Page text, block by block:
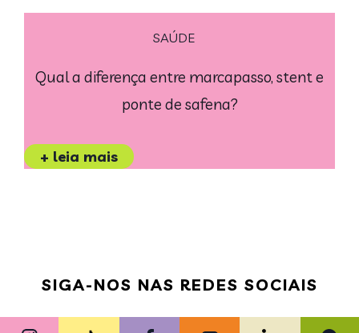
SAÚDE
Qual a diferença entre marcapasso, stent e
ponte de safena?
+ leia mais
SIGA-NOS NAS REDES SOCIAIS